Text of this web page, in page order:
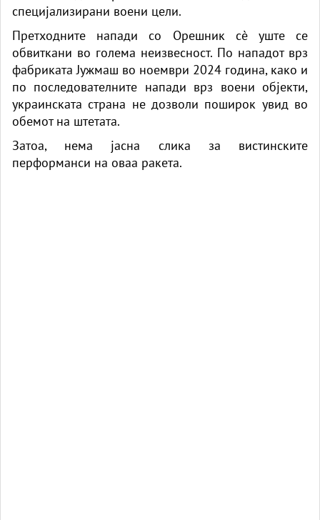
специјализирани воени цели.
Претходните напади со Орешник сè уште се
обвиткани во голема неизвесност. По нападот врз
фабриката Јужмаш во ноември 2024 година, како и
по последователните напади врз воени објекти,
украинската страна не дозволи поширок увид во
обемот на штетата.
Затоа, нема јасна слика за вистинските
перформанси на оваа ракета.